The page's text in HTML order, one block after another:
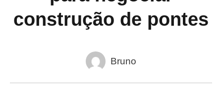
construção de pontes
Bruno